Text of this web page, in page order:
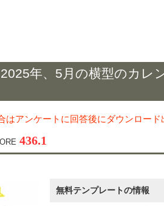
年、5月の横型のカレ
アンケートに回答後にダウンロード
436.1
無料テンプレートの情報